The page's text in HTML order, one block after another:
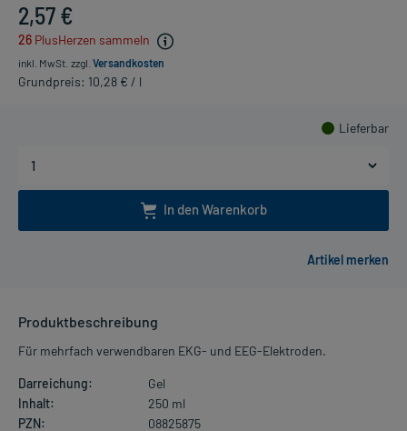
2,57 €
26 PlusHerzen sammeln
inkl. MwSt. zzgl. Versandkosten
Grundpreis: 10,28 € / l
Lieferbar
In den Warenkorb
Produktbeschreibung
Für mehrfach verwendbaren EKG- und EEG-Elektroden.
Darreichung:
Gel
Inhalt:
250 ml
PZN:
08825875